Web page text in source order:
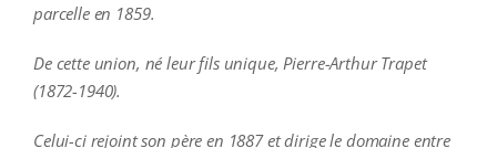
parcelle en 1859.
De cette union, né leur fils unique, Pierre-Arthur Trapet
(1872-1940).
Celui-ci rejoint son père en 1887 et dirige le domaine entre